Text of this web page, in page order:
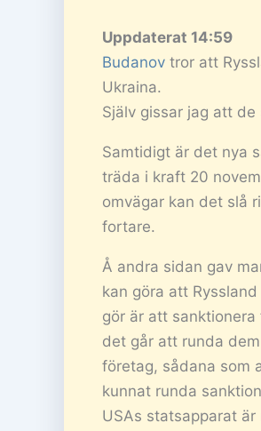
Uppdaterat 14:59
Budanovtror att
Ukraina.
Själv gissar jag att
Samtidigt är det nya
träda i kraft 20
omvägar kan det slå
fortare.
Å andra sidan gav
kan göra att
gör är att
det går att runda
företag, sådana som
kunnat runda
USAs statsapparat